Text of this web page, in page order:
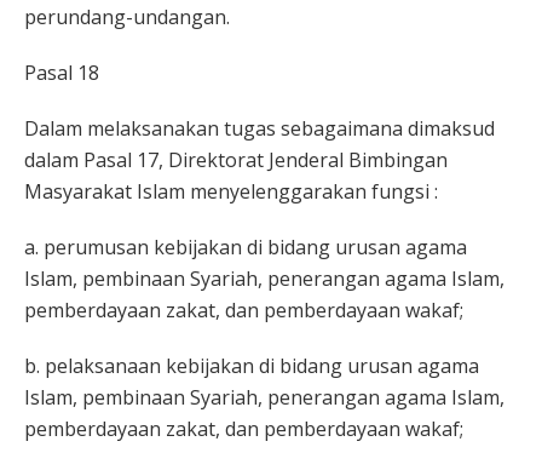
perundang-undangan.
Pasal 18
Dalam melaksanakan tugas sebagaimana dimaksud
dalam Pasal 17, Direktorat Jenderal Bimbingan
Masyarakat Islam menyelenggarakan fungsi :
a. perumusan kebijakan di bidang urusan agama
Islam, pembinaan Syariah, penerangan agama Islam,
pemberdayaan zakat, dan pemberdayaan wakaf;
b. pelaksanaan kebijakan di bidang urusan agama
Islam, pembinaan Syariah, penerangan agama Islam,
pemberdayaan zakat, dan pemberdayaan wakaf;